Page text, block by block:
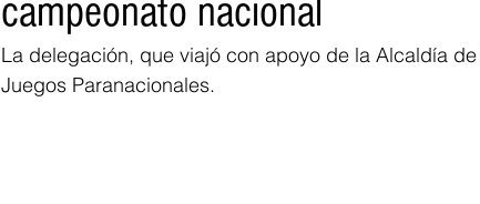
Educación BID
campeonato nacional
La delegación, que viajó con apoyo de la Alcaldía
Juegos Paranacionales.